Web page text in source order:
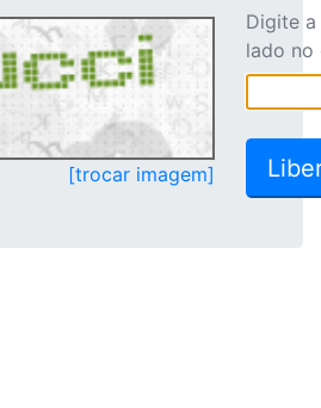
[trocar imagem]
Digite
lado no